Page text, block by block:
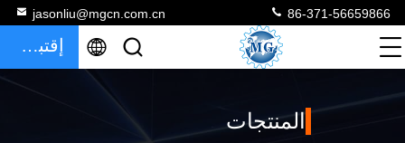
jasonliu@mgcn.com.cn 86-371-56659866
إقتباس
المنتجات